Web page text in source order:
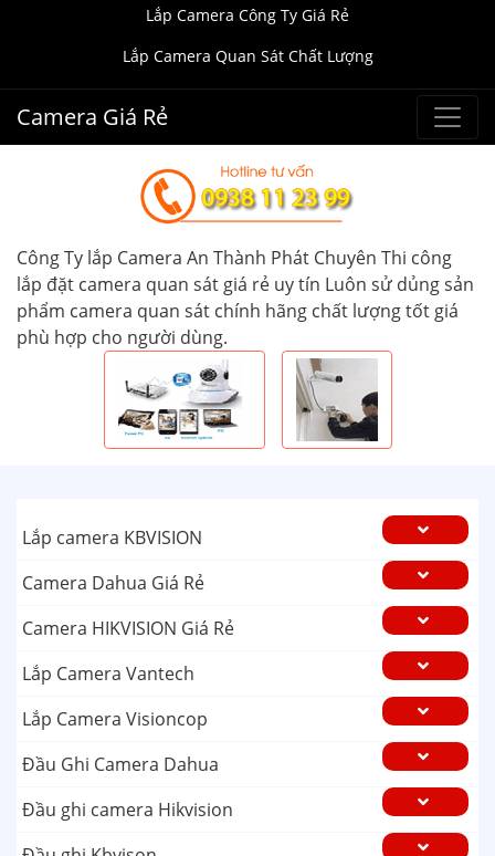
Lắp Camera Công Ty Giá Rẻ
Lắp Camera Quan Sát Chất Lượng
Camera Giá Rẻ
Công Ty lắp Camera An Thành Phát Chuyên Thi công
lắp đặt camera quan sát giá rẻ uy tín Luôn sử dủng sản
phẩm camera quan sát chính hãng chất lượng tốt giá
phù hợp cho người dùng.
Lắp camera KBVISION
Camera Dahua Giá Rẻ
Camera HIKVISION Giá Rẻ
Lắp Camera Vantech
Lắp Camera Visioncop
Đầu Ghi Camera Dahua
Đầu ghi camera Hikvision